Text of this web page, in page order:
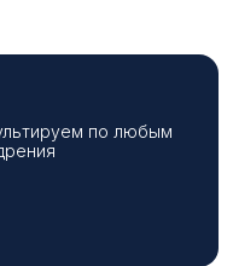
по любым